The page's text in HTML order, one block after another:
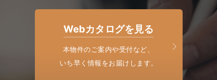
Webカタログを見る
本物件のご案内や受付など、
いち早く情報をお届けします。